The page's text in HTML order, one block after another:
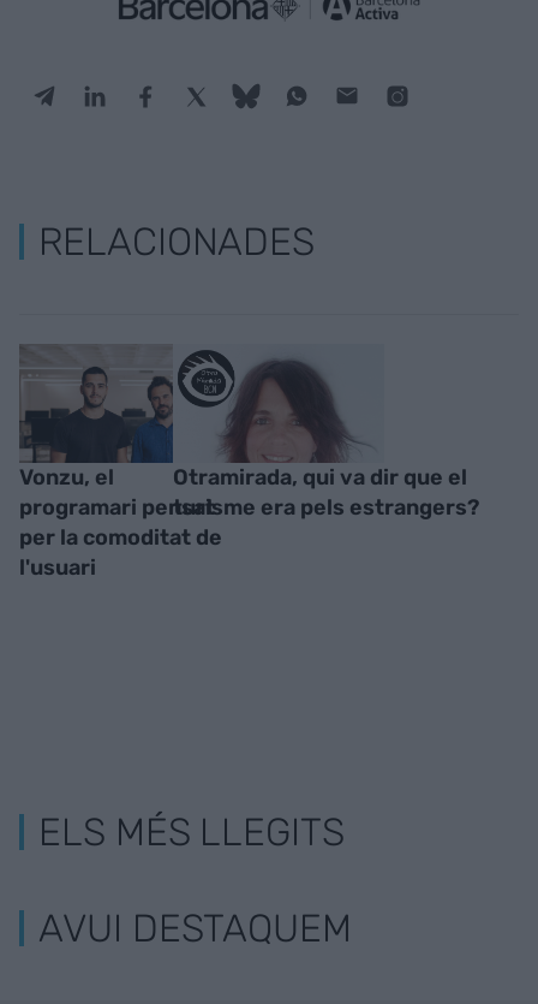
RELACIONADES
Vonzu, el
programari pensat
per la comoditat de
l'usuari
Otramirada, qui va dir que el
turisme era pels estrangers?
ELS MÉS LLEGITS
AVUI DESTAQUEM